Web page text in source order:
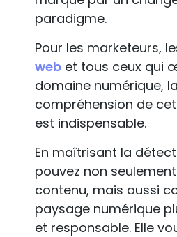
paradigme.
Pour les marketeurs,
web et tous ceux qui
domaine numérique, la
compréhension de
est indispensable.
En maîtrisant la
pouvez non
contenu, mais aussi
paysage numérique
et responsable. Elle